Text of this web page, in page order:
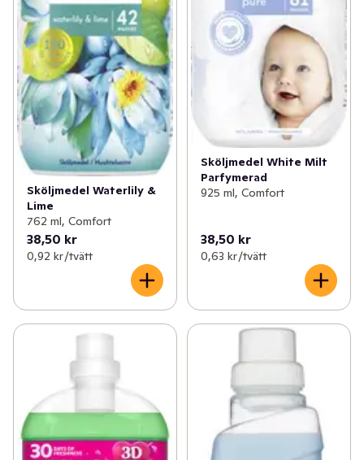
Sköljmedel Waterlily &
Lime
762 ml, Comfort
38,50 kr
0,92 kr /tvätt
Sköljmedel White Milt
Parfymerad
925 ml, Comfort
38,50 kr
0,63 kr /tvätt